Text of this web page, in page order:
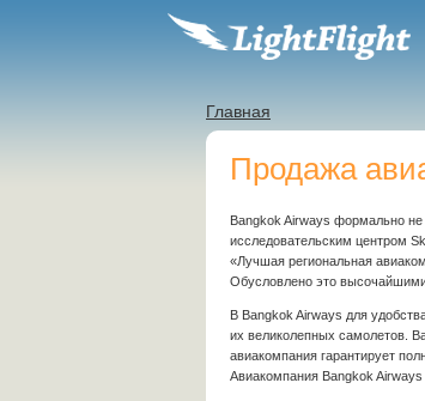
Главная
Продажа
Bangkok Airways формально не
исследовательским центром
«Лучшая региональная
Обусловлено это
В Bangkok Airways для
их великолепных самолетов.
авиакомпания гарантирует
Авиакомпания Bangkok Airways